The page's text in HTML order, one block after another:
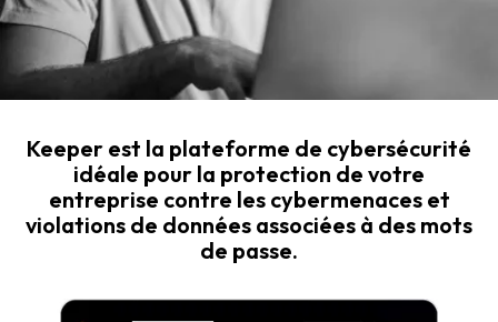
Keeper est la plateforme de cybersécurité
idéale pour la protection de votre
entreprise contre les cybermenaces et
violations de données associées à des mots
de passe.